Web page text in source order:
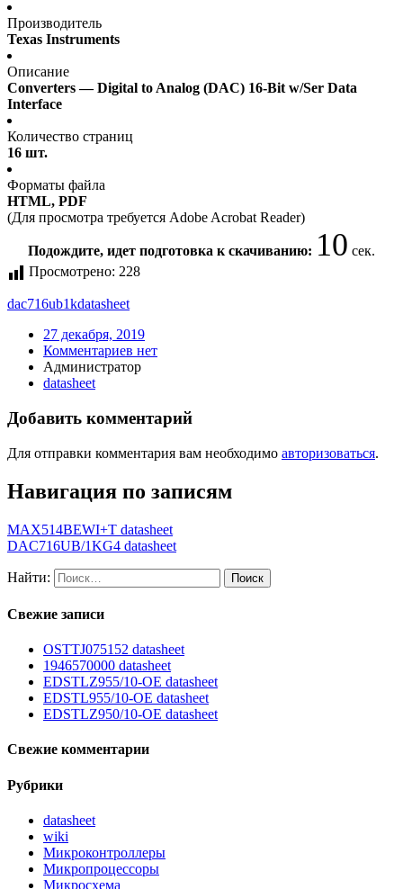
Производитель
Texas Instruments
Описание
Converters — Digital to Analog (DAC) 16-Bit w/Ser Data
Interface
Количество страниц
16 шт.
Форматы файла
HTML, PDF
(Для просмотра требуется Adobe Acrobat Reader)
Подождите, идет подготовка к скачиванию: 10 сек.
Просмотрено: 228
dac716ub1kdatasheet
27 декабря, 2019
Комментариев нет
Администратор
datasheet
Добавить комментарий
Для отправки комментария вам необходимо авторизоваться.
Навигация по записям
MAX514BEWI+T datasheet
DAC716UB/1KG4 datasheet
Найти:
Свежие записи
OSTTJ075152 datasheet
1946570000 datasheet
EDSTLZ955/10-OE datasheet
EDSTL955/10-OE datasheet
EDSTLZ950/10-OE datasheet
Свежие комментарии
Рубрики
datasheet
wiki
Микроконтроллеры
Микропроцессоры
Микросхема